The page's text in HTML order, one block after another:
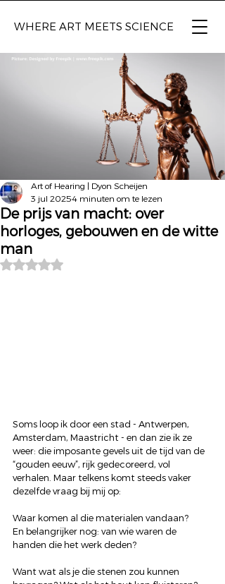
WHERE ART MEETS SCIENCE
De prijs van macht: over
horloges, gebouwen en de witte
man
Art of Hearing | Dyon Scheijen
3 jul 20254 minuten om te lezen
Beoordeeld met NaN uit 5 sterren.
Soms loop ik door een stad - Antwerpen,
Amsterdam, Maastricht - en dan zie ik ze
weer: die imposante gevels uit de tijd van de
“gouden eeuw”, rijk gedecoreerd, vol
verhalen. Maar telkens komt steeds vaker
dezelfde vraag bij mij op:
Waar komen al die materialen vandaan?
En belangrijker nog: van wie waren de
handen die het werk deden?
Want wat als je die stenen zou kunnen